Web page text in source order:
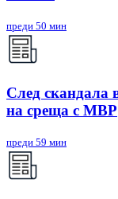
преди 50 мин
След скандала
на среща с МВР
преди 59 мин